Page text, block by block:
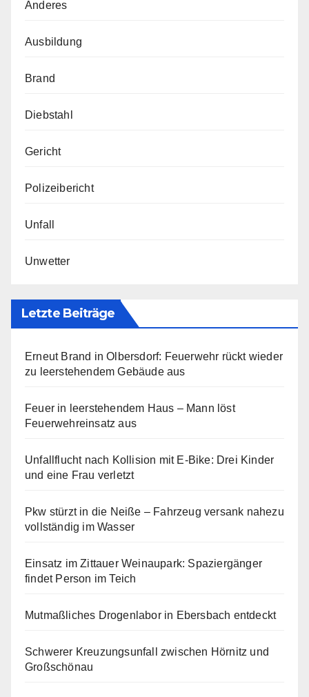
Anderes
Ausbildung
Brand
Diebstahl
Gericht
Polizeibericht
Unfall
Unwetter
Letzte Beiträge
Erneut Brand in Olbersdorf: Feuerwehr rückt wieder
zu leerstehendem Gebäude aus
Feuer in leerstehendem Haus – Mann löst
Feuerwehreinsatz aus
Unfallflucht nach Kollision mit E-Bike: Drei Kinder
und eine Frau verletzt
Pkw stürzt in die Neiße – Fahrzeug versank nahezu
vollständig im Wasser
Einsatz im Zittauer Weinaupark: Spaziergänger
findet Person im Teich
Mutmaßliches Drogenlabor in Ebersbach entdeckt
Schwerer Kreuzungsunfall zwischen Hörnitz und
Großschönau